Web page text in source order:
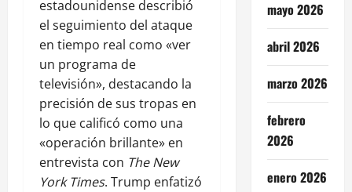
estadounidense describió
el seguimiento del ataque
en tiempo real como «ver
un programa de
televisión», destacando la
precisión de sus tropas en
lo que calificó como una
«operación brillante» en
entrevista con The New
York Times. Trump enfatizó
mayo 2026
abril 2026
marzo 2026
febrero
2026
enero 2026